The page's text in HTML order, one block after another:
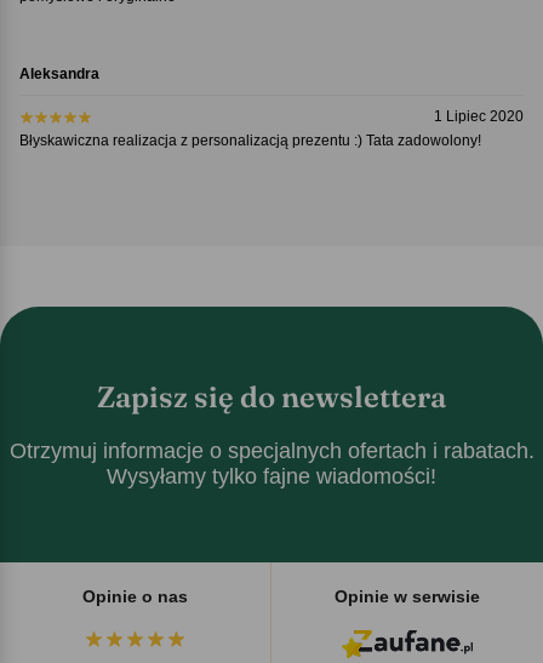
Aleksandra
1 Lipiec 2020
Błyskawiczna realizacja z personalizacją prezentu :) Tata zadowolony!
Zapisz się do newslettera
Otrzymuj informacje o specjalnych ofertach i rabatach.
Wysyłamy tylko fajne wiadomości!
Opinie o nas Opinie w serwisie